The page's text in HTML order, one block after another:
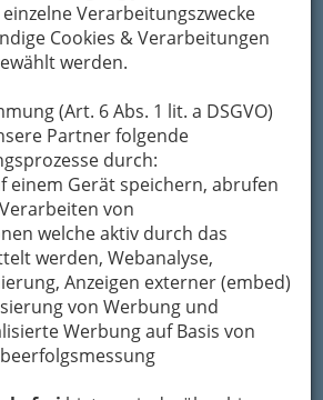
Verarbeitungszwecke
Cookies & Verarbeitungen
werden.
(Art. 6 Abs. 1 lit. a DSGVO)
Partner folgende
durch:
einem Gerät speichern, abrufen
von
welche aktiv durch das
werden, Webanalyse,
Anzeigen externer (embed)
von Werbung und
Werbung auf Basis von
ein Programm oder Rechner
zur Bereitstellung und
Werbung dient. Adserver
Aufgaben: die Verteilung
die richtige Verlinkung,
und Klicks sowie
Reports.
(=AdImpression oder Page-
Anzeige einer Werbeform
am Bildschirm des Users
Werbeform im Idealfall vom
spricht man von einem